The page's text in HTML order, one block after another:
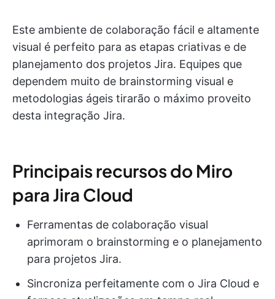
Este ambiente de colaboração fácil e altamente
visual é perfeito para as etapas criativas e de
planejamento dos projetos Jira. Equipes que
dependem muito de brainstorming visual e
metodologias ágeis tirarão o máximo proveito
desta integração Jira.
Principais recursos do Miro
para Jira Cloud
Ferramentas de colaboração visual
aprimoram o brainstorming e o planejamento
para projetos Jira.
Sincroniza perfeitamente com o Jira Cloud e